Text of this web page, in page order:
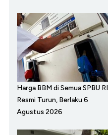
Harga BBM di Semua SPBU RI
Resmi Turun, Berlaku 6
Agustus 2026